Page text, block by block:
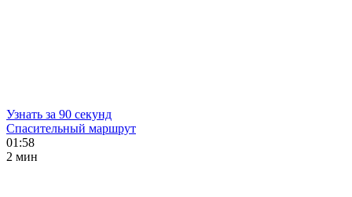
Узнать за 90 секунд
Спасительный маршрут
01:58
2 мин